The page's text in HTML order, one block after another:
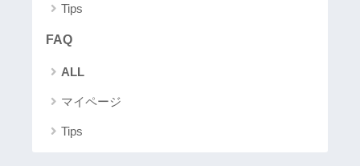
Tips
FAQ
ALL
マイページ
Tips